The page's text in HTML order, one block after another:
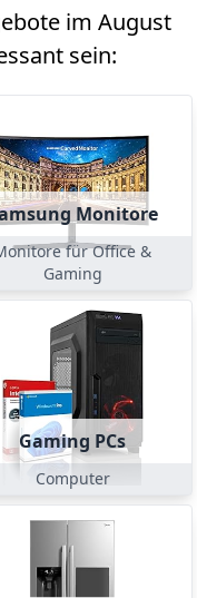
im August
sein:
Monitore
für Office &
Gaming
Gaming PCs
Computer